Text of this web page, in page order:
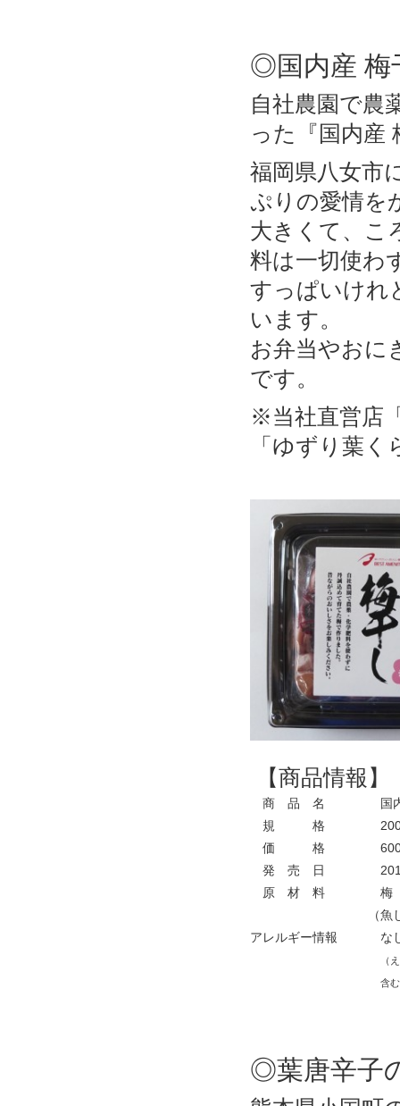
◎国内産 梅
自社農園で農
った『国内産
福岡県八女市
ぷりの愛情を
大きくて、こ
料は一切使わ
すっぱいけれ
います。
お弁当やおに
です。
※当社直営店
「ゆずり葉
【商品情報】
商 品 名
規 格
価 格
発 売 日
国
原 材 料
梅
（
アレルギー情報
な
（
含む
◎葉唐辛子